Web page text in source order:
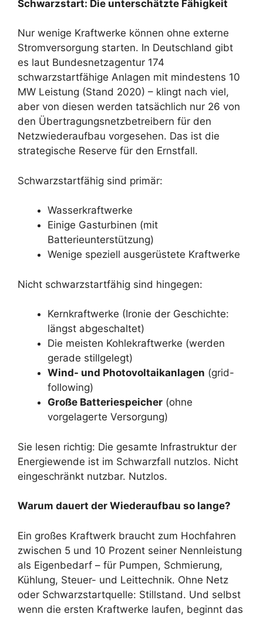
Schwarzstart: Die unterschätzte Fähigkeit
Nur wenige Kraftwerke können ohne externe
Stromversorgung starten. In Deutschland gibt
es laut Bundesnetzagentur 174
schwarzstartfähige Anlagen mit mindestens 10
MW Leistung (Stand 2020) – klingt nach viel,
aber von diesen werden tatsächlich nur 26 von
den Übertragungsnetzbetreibern für den
Netzwiederaufbau vorgesehen. Das ist die
strategische Reserve für den Ernstfall.
Schwarzstartfähig sind primär:
Wasserkraftwerke
Einige Gasturbinen (mit
Batterieunterstützung)
Wenige speziell ausgerüstete Kraftwerke
Nicht schwarzstartfähig sind hingegen:
Kernkraftwerke (Ironie der Geschichte:
längst abgeschaltet)
Die meisten Kohlekraftwerke (werden
gerade stillgelegt)
Wind- und Photovoltaikanlagen (grid-
following)
Große Batteriespeicher (ohne
vorgelagerte Versorgung)
Sie lesen richtig: Die gesamte Infrastruktur der
Energiewende ist im Schwarzfall nutzlos. Nicht
eingeschränkt nutzbar. Nutzlos.
Warum dauert der Wiederaufbau so lange?
Ein großes Kraftwerk braucht zum Hochfahren
zwischen 5 und 10 Prozent seiner Nennleistung
als Eigenbedarf – für Pumpen, Schmierung,
Kühlung, Steuer- und Leittechnik. Ohne Netz
oder Schwarzstartquelle: Stillstand. Und selbst
wenn die ersten Kraftwerke laufen, beginnt das